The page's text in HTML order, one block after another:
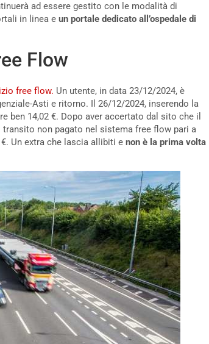
ad essere gestito con le modalità di
in linea e un portale dedicato all’ospedale di
Flow
free flow. Un utente, in data 23/12/2024, è
Asti e ritorno. Il 26/12/2024, inserendo la
ben 14,02 €. Dopo aver accertato dal sito che il
non pagato nel sistema free flow pari a
Un extra che lascia allibiti e non è la prima volta